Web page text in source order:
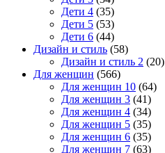
Дети 4 (35)
Дети 5 (53)
Дети 6 (44)
Дизайн и стиль (58)
Дизайн и стиль 2 (20)
Для женщин (566)
Для женщин 10 (64)
Для женщин 3 (41)
Для женщин 4 (34)
Для женщин 5 (35)
Для женщин 6 (35)
Для женщин 7 (63)